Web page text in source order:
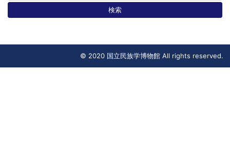
検索
© 2020 国立民族学博物館 All rights reserved.